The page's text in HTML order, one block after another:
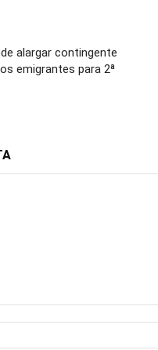
alargar contingente
emigrantes para 2ª